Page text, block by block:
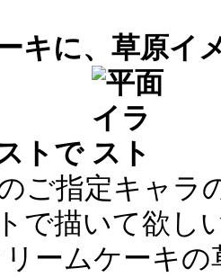
キに、草原イ
トで
ご指定キャラ
で描いて欲し
リームケーキ